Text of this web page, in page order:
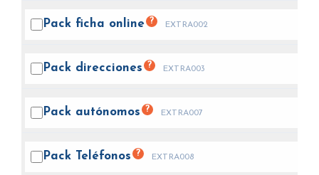
Pack ficha online ? EXTRA002
Pack direcciones ? EXTRA003
Pack autónomos ? EXTRA007
Pack Teléfonos ? EXTRA008